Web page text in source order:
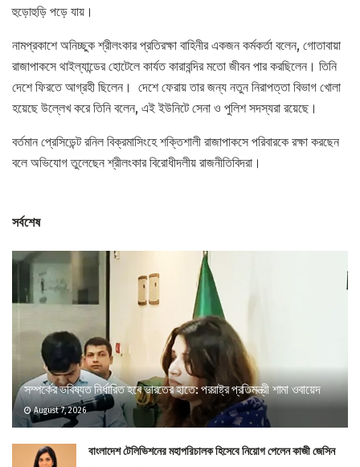
হুড়োহুড়ি পড়ে যায়।
নামপ্রকাশে অনিচ্ছুক শ্রীলংকার প্রতিরক্ষা বাহিনীর একজন কর্মকর্তা বলেন, গোতাবায়া
রাজাপাকসে থাইল্যান্ডের হোটেলে কার্যত কারাবন্দির মতো জীবন পার করছিলেন। তিনি
দেশে ফিরতে আগ্রহী ছিলেন। দেশে ফেরায় তার জন্য নতুন নিরাপত্তা বিভাগ খোলা
হয়েছে উল্লেখ করে তিনি বলেন, এই ইউনিটে সেনা ও পুলিশ সদস্যরা রয়েছে।
বর্তমান প্রেসিডেন্ট রনিল বিক্রমাসিংহে শক্তিশালী রাজাপাকসে পরিবারকে রক্ষা করছেন
বলে অভিযোগ তুলেছেন শ্রীলংকার বিরোধীদলীয় রাজনীতিবিদরা।
সর্বশেষ
সম্পর্কের ভবিষ্যত নির্ধারিত হবে ভারতের হাতে: পররাষ্ট্র প্রতিমন্ত্রী শামা ওবায়েদ
August 7, 2026
বাংলাদেশ টেলিভিশনের মহাপরিচালক হিসেবে নিয়োগ পেলেন কাজী জেসিন